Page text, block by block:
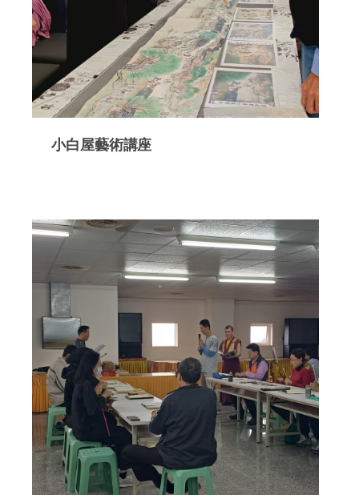
小白屋藝術講座